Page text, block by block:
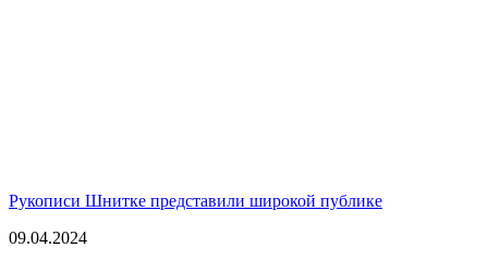
Рукописи Шнитке представили широкой публике
09.04.2024